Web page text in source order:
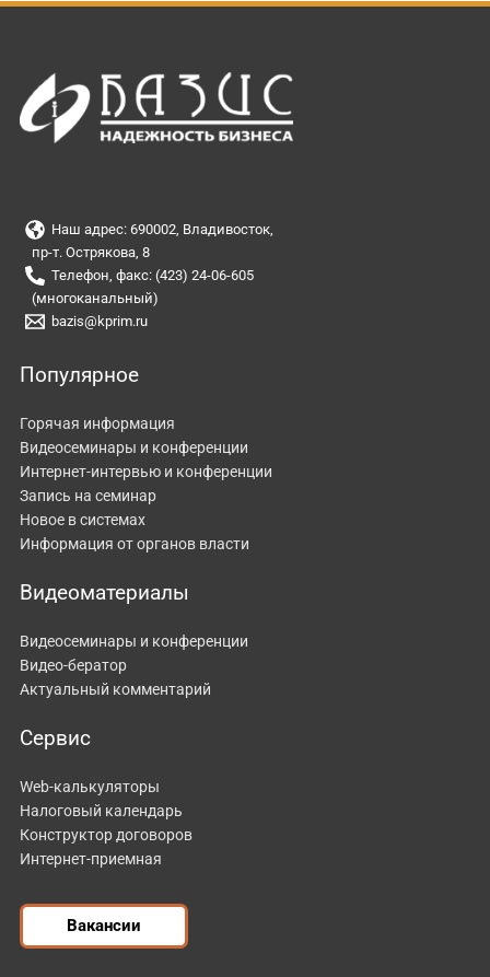
Наш адрес: 690002, Владивосток,
пр-т. Острякова, 8
Телефон, факс: (423) 24-06-605
(многоканальный)
bazis@kprim.ru
Популярное
Горячая информация
Видеосеминары и конференции
Интернет-интервью и конференции
Запись на семинар
Новое в системах
Информация от органов власти
Видеоматериалы
Видеосеминары и конференции
Видео-бератор
Актуальный комментарий
Сервис
Web-калькуляторы
Налоговый календарь
Конструктор договоров
Интернет-приемная
Вакансии